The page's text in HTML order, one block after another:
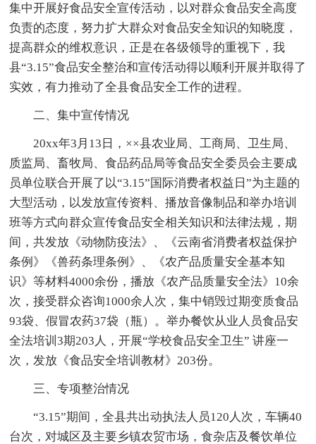
集中开展好食品安全宣传活动，以对群众食品安全高度
负责的态度，努力扩大群众对食品安全知识的知晓度，
提高群众的维权意识，正是在各级领导的重视下，我
县“3.15”食品安全整治和宣传活动得以顺利开展并取得了
实效，有力推动了全县食品安全工作的进程。
二、集中宣传情况
20xx年3月13日，××县农业局、工商局、卫生局、
质监局、畜牧局、食品药品局等食品安全委员会主要成
员单位联合开展了以“3.15”国际消费者权益日”为主题的
大型活动，以发放宣传资料、播放音像制品和举办培训
班等方式向群众宣传食品安全相关知识和法律法规，期
间，共发放《动物防疫法》、《云南省消费者权益保护
条例》《兽药条理条例》、《农产品质量安全基本知
识》等材料4000余份，播放《农产品质量安全法》10余
次，接受群众咨询1000余人次，集中销毁过期变质食品
93袋、假冒农药37袋（瓶）。举办餐饮从业人员食品安
全法培训3期203人，开展“学校食品安全卫生” 讲座一
次，发放《食品安全培训教材》203份。
三、专项整治情况
“3.15”期间，全县共出动执法人员120人次，车辆40
台次，对城区及主要乡镇农贸市场，食杂店及餐饮单位